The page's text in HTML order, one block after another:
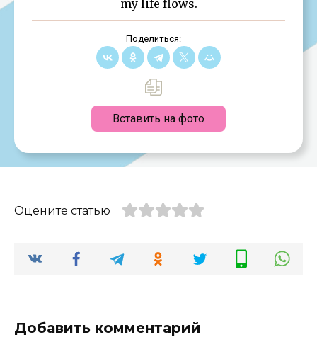
my life flows.
Поделиться:
Вставить на фото
Оцените статью
Добавить комментарий